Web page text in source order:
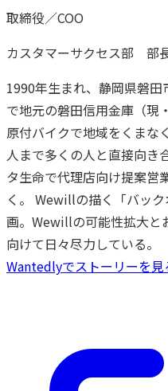
取締役／COO
カスタマーサクセス部 部
1990年生まれ、静岡県磐
で地元の磐田信用金庫（現
原付バイクで地域をくまな
人まで多くの人と直接向き
タ生命で代理店向け提案営
く。 Wewillの描く「バッ
画。Wewillの可能性拡大と
向けて日々尽力している。
Wantedlyでストーリーを見